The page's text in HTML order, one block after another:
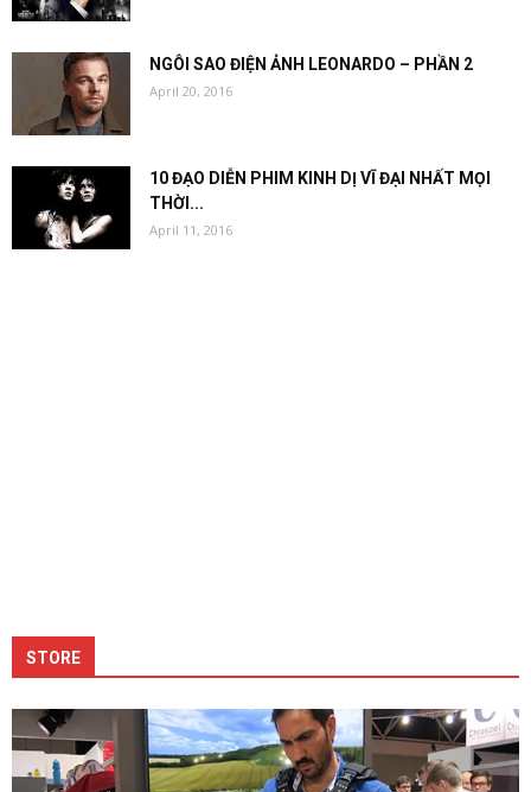
NGÔI SAO ĐIỆN ẢNH LEONARDO – PHẦN 2
April 20, 2016
10 ĐẠO DIỄN PHIM KINH DỊ VĨ ĐẠI NHẤT MỌI
THỜI...
April 11, 2016
STORE